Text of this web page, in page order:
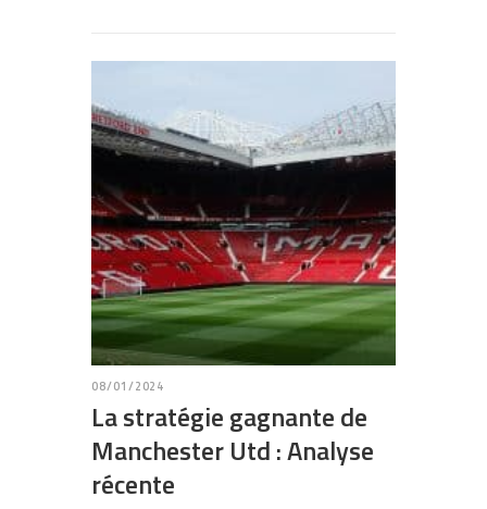
08/01/2024
La stratégie gagnante de
Manchester Utd : Analyse
récente